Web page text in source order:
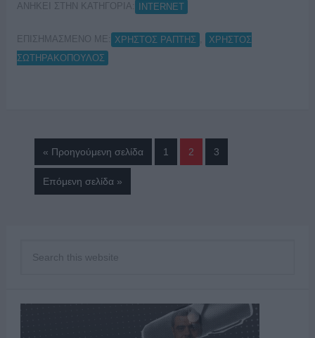
ΑΝΗΚΕΙ ΣΤΗΝ ΚΑΤΗΓΟΡΙΑ: INTERNET
ΕΠΙΣΗΜΑΣΜΕΝΟ ΜΕ: ΧΡΗΣΤΟΣ ΡΑΠΤΗΣ
ΧΡΗΣΤΟΣ
ΣΩΤΗΡΑΚΟΠΟΥΛΟΣ
« Προηγούμενη σελίδα 1 2 3
Επόμενη σελίδα »